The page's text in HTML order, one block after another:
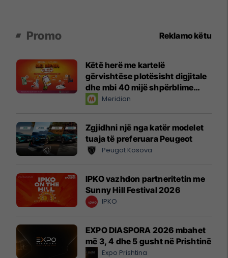
Promo Reklamo këtu
Këtë herë me kartelë
gërvishtëse plotësisht digjitale
dhe mbi 40 mijë shpërblime
instant!Meridian
Zgjidhni një nga katër modelet
tuaja të preferuara Peugeot
Peugot Kosova
IPKO vazhdon partneritetin me
Sunny Hill Festival 2026
IPKO
EXPO DIASPORA 2026 mbahet
më 3, 4 dhe 5 gusht në Prishtinë
Expo Prishtina